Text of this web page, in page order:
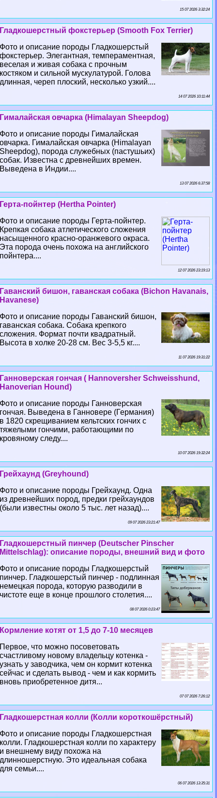
15 07 2026 3:32:24
Гладкошерстный фокстерьер (Smooth Fox Terrier)
Фото и описание породы Гладкошерстый
фокстерьер. Элегантная, темпераментная,
веселая и живая собака с прочным
костяком и сильной мускулатурой. Голова
длинная, череп плоский, несколько узкий....
14 07 2026 10:11:44
Гималайская овчарка (Himalayan Sheepdog)
Фото и описание породы Гималайская
овчарка. Гималайская овчарка (Himalayan
Sheepdog), порода служебных (пастушьих)
собак. Известна с древнейших времен.
Выведена в Индии....
13 07 2026 6:37:58
Герта-пойнтер (Hertha Pointer)
Фото и описание породы Герта-пойнтер.
Крепкая собака атлетического сложения
насыщенного красно-оранжевого окраса.
Эта порода очень похожа на английского
пойнтера....
12 07 2026 23:19:13
Гаванский бишон, гаванская собака (Bichon Havanais,
Havanese)
Фото и описание породы Гаванский бишон,
гаванская собака. Собака крепкого
сложения. Формат почти квадратный.
Высота в холке 20-28 см. Вес 3-5,5 кг....
11 07 2026 19:31:22
Ганноверская гончая ( Hannoversher Schweisshund,
Hanoverian Hound)
Фото и описание породы Ганноверская
гончая. Выведена в Ганновере (Германия)
в 1820 скрещиванием кельтских гончих с
тяжелыми гончими, работающими по
кровяному следу....
10 07 2026 19:32:24
Грейхаунд (Greyhound)
Фото и описание породы Грейхаунд. Одна
из древнейших пород, предки грейхаундов
(были известны около 5 тыс. лет назад)....
09 07 2026 23:21:47
Гладкошерстный пинчер (Deutscher Pinscher
Mittelschlag): описание породы, внешний вид и фото
Фото и описание породы Гладкошерстый
пинчер. Гладкошерстый пинчер - подлинная
немецкая порода, которую разводили в
чистоте еще в конце прошлого столетия....
08 07 2026 0:23:47
Кормление котят от 1,5 до 7-10 месяцев
Первое, что можно посоветовать
счастливому новому владельцу котенка -
узнать у заводчика, чем он кормит котенка
сейчас и сделать вывод - чем и как кормить
вновь приобретенное дитя...
07 07 2026 7:26:12
Гладкошерстная колли (Колли короткошёрстный)
Фото и описание породы Гладкошерстная
колли. Гладкошерстная колли по хаpaктеру
и внешнему виду похожа на
длинношерстную. Это идеальная собака
для семьи....
06 07 2026 13:35:31